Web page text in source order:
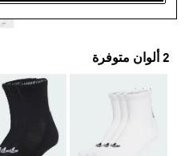
2 ألوان متوفرة